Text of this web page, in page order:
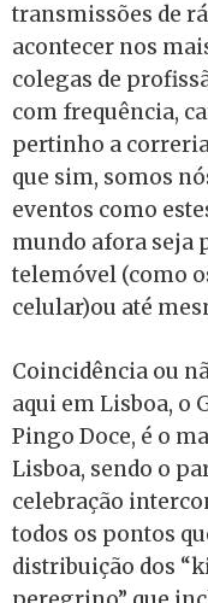
transmissões de
acontecer nos
colegas de
com frequência,
pertinho a
que sim, somos
eventos como
mundo afora seja
telemóvel (como
celular)ou até
Coincidência ou
aqui em Lisboa, o
Pingo Doce, é o
Lisboa, sendo o
celebração
todos os pontos
distribuição dos